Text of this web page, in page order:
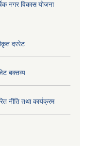
नगर विकास योजना
दररेट
बक्तव्य
नीति तथा कार्यक्रम